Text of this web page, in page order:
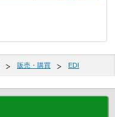
販売・購買 EDI